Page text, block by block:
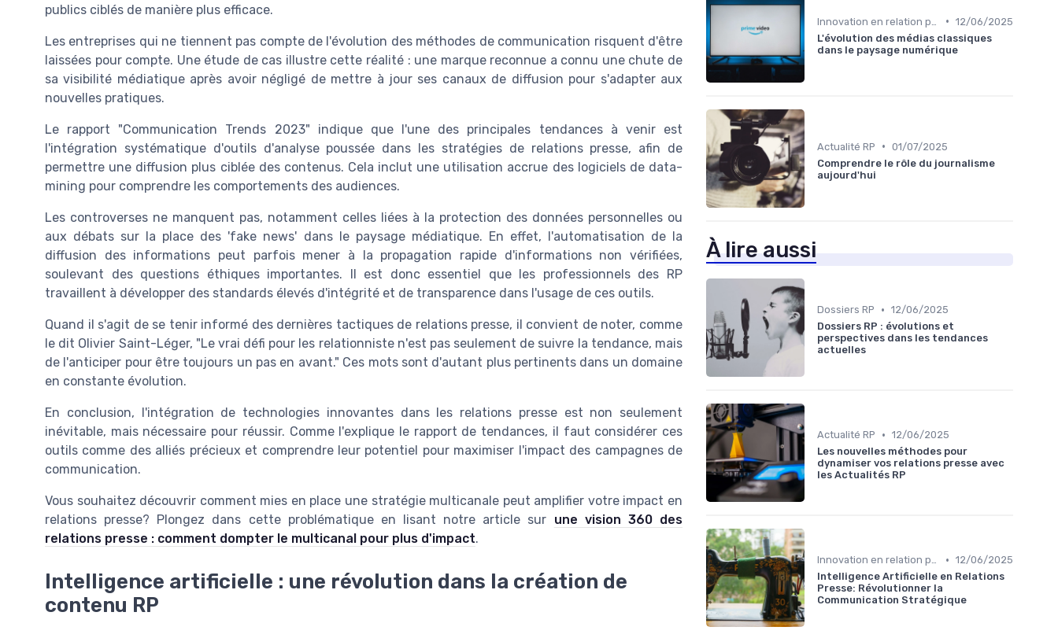
publics ciblés de manière plus efficace.
Les entreprises qui ne tiennent pas compte de l'évolution des méthodes de communication risquent d'être
laissées pour compte. Une étude de cas illustre cette réalité : une marque reconnue a connu une chute de
sa visibilité médiatique après avoir négligé de mettre à jour ses canaux de diffusion pour s'adapter aux
nouvelles pratiques.
Le rapport "Communication Trends 2023" indique que l'une des principales tendances à venir est
l'intégration systématique d'outils d'analyse poussée dans les stratégies de relations presse, afin de
permettre une diffusion plus ciblée des contenus. Cela inclut une utilisation accrue des logiciels de data-
mining pour comprendre les comportements des audiences.
Les controverses ne manquent pas, notamment celles liées à la protection des données personnelles ou
aux débats sur la place des 'fake news' dans le paysage médiatique. En effet, l'automatisation de la
diffusion des informations peut parfois mener à la propagation rapide d'informations non vérifiées,
soulevant des questions éthiques importantes. Il est donc essentiel que les professionnels des RP
travaillent à développer des standards élevés d'intégrité et de transparence dans l'usage de ces outils.
Quand il s'agit de se tenir informé des dernières tactiques de relations presse, il convient de noter, comme
le dit Olivier Saint-Léger, "Le vrai défi pour les relationniste n'est pas seulement de suivre la tendance, mais
de l'anticiper pour être toujours un pas en avant." Ces mots sont d'autant plus pertinents dans un domaine
en constante évolution.
En conclusion, l'intégration de technologies innovantes dans les relations presse est non seulement
inévitable, mais nécessaire pour réussir. Comme l'explique le rapport de tendances, il faut considérer ces
outils comme des alliés précieux et comprendre leur potentiel pour maximiser l'impact des campagnes de
communication.
Vous souhaitez découvrir comment mies en place une stratégie multicanale peut amplifier votre impact en
relations presse? Plongez dans cette problématique en lisant notre article sur une vision 360 des
relations presse : comment dompter le multicanal pour plus d'impact.
Intelligence artificielle : une révolution dans la création de
contenu RP
• 12/06/2025
L'évolution des médias classiques
dans le paysage numérique
Actualité RP • 01/07/2025
Comprendre le rôle du journalisme
aujourd'hui
À lire aussi
Dossiers RP • 12/06/2025
Dossiers RP : évolutions et
perspectives dans les tendances
actuelles
Actualité RP • 12/06/2025
Les nouvelles méthodes pour
dynamiser vos relations presse avec
les Actualités RP
Innovation en relation presse • 12/06/2025
Intelligence Artificielle en Relations
Presse: Révolutionner la
Communication Stratégique